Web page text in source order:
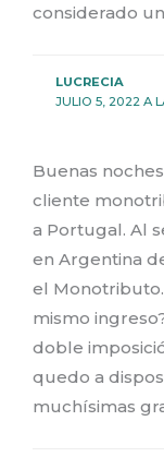
considerado
LUCRECIA
JULIO 5, 2022 A
Buenas
cliente
a Portugal. Al
en Argentina
el
mismo
doble
quedo a
muchísimas